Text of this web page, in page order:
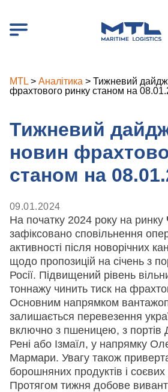
MTL > Аналітика > Тижневий
фрахтового ринку станом на
Тижневий
новин
станом на
09.01.2024
На початку 2024 року на ринку
зафіксовано сповільнення
активності після новорічних
щодо пропозицій на січень з
Росії. Підвищений рівень
тоннажу чинить тиск на
Основним напрямком
залишається перевезення
включно з пшеницею, з портів
Рені або Ізмаїл, у напрямку
Мармари. Увагу також
борошняних продуктів і соєвих
Протягом тижня добове